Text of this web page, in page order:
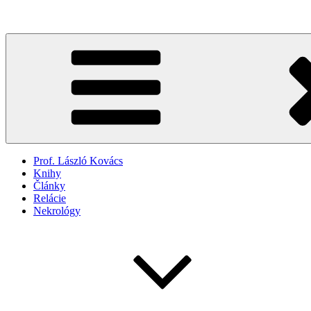
obsah
Prof. László Kovács
Knihy
Články
Relácie
Nekrológy